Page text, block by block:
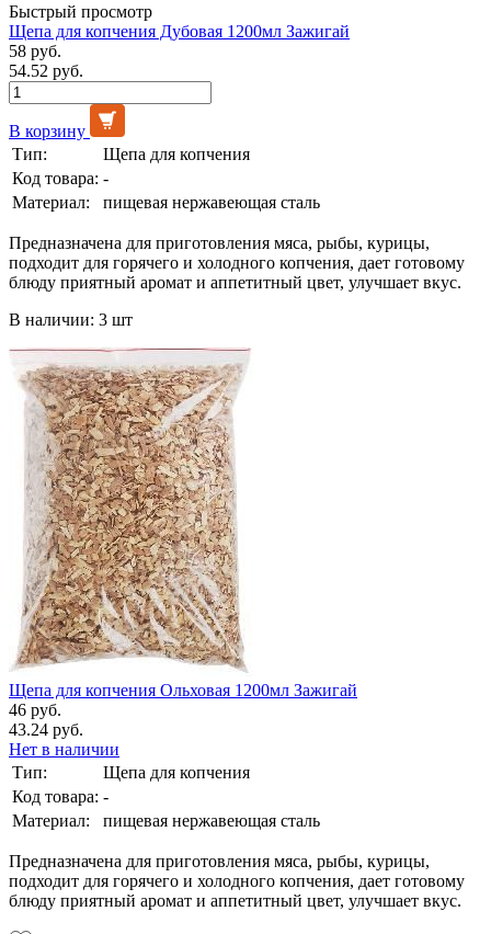
Быстрый просмотр
Щепа для копчения Дубовая 1200мл Зажигай
58 руб.
54.52 руб.
В корзину
Тип:
Щепа для копчения
Код товара: -
Материал:
пищевая нержавеющая сталь
Предназначена для приготовления мяса, рыбы, курицы,
подходит для горячего и холодного копчения, дает готовому
блюду приятный аромат и аппетитный цвет, улучшает вкус.
В наличии: 3 шт
Щепа для копчения Ольховая 1200мл Зажигай
46 руб.
43.24 руб.
Нет в наличии
Тип:
Щепа для копчения
Код товара: -
Материал:
пищевая нержавеющая сталь
Предназначена для приготовления мяса, рыбы, курицы,
подходит для горячего и холодного копчения, дает готовому
блюду приятный аромат и аппетитный цвет, улучшает вкус.